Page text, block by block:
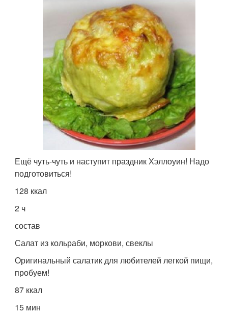
Ещё чуть-чуть и наступит праздник Хэллоуин! Надо
подготовиться!
128 ккал
2 ч
состав
Салат из кольраби, моркови, свеклы
Оригинальный салатик для любителей легкой пищи,
пробуем!
87 ккал
15 мин